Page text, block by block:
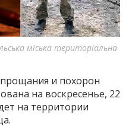
міська територіальна
и похорон
на воскресенье, 22
на территории